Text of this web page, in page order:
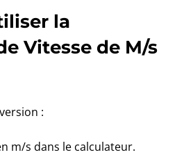
la
Vitesse de M/s
:
m/s dans le calculateur.